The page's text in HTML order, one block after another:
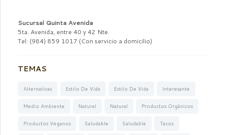
Sucursal Quinta Avenida
5ta. Avenida, entre 40 y 42 Nte.
Tel: (984) 859 1017 (Con servicio a domicilio)
TEMAS
Alternativas Estilo De Vida Estilo De Vida Interesante
Medio Ambiente Natural Natural Productos Orgánicos
Productos Veganos Saludable Saludable Tacos